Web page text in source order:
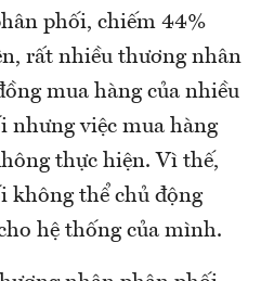
phối, chiếm 44%
rất nhiều thương nhân
mua hàng của nhiều
nhưng việc mua hàng
thực hiện. Vì thế,
không thể chủ động
hệ thống của mình.